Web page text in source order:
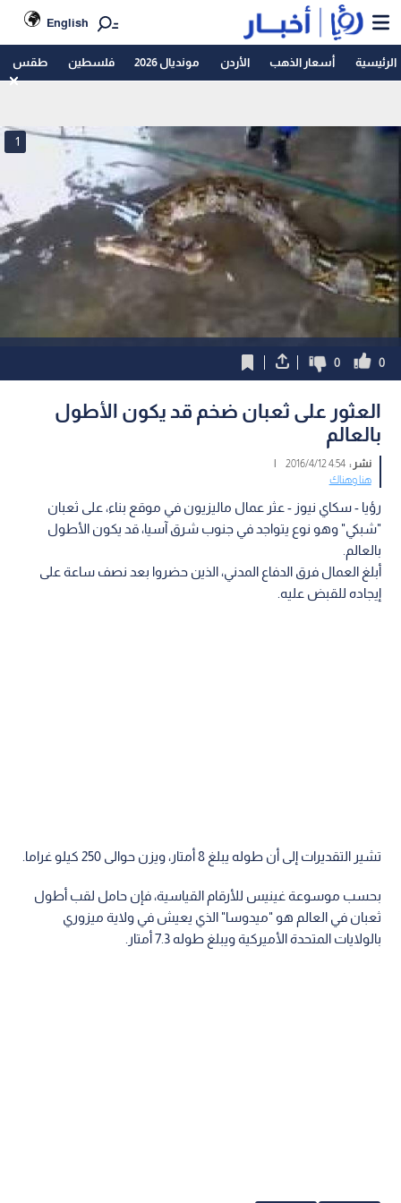
English
الرئيسية أسعار الذهب الأردن مونديال 2026 فلسطين طقس
1
0
0
العثور على ثعبان ضخم قد يكون الأطول
بالعالم
نشر :4:54 2016/4/12
|
هنا وهناك
رؤيا - سكاي نيوز - عثر عمال ماليزيون في موقع بناء، على ثعبان
"شبكي" وهو نوع يتواجد في جنوب شرق آسيا، قد يكون الأطول
بالعالم.
أبلغ العمال فرق الدفاع المدني، الذين حضروا بعد نصف ساعة على
إيجاده للقبض عليه.
تشير التقديرات إلى أن طوله يبلغ 8 أمتار، ويزن حوالى 250 كيلو غراما.
بحسب موسوعة غينيس للأرقام القياسية، فإن حامل لقب أطول
ثعبان في العالم هو "ميدوسا" الذي يعيش في ولاية ميزوري
بالولايات المتحدة الأميركية ويبلغ طوله 7.3 أمتار.